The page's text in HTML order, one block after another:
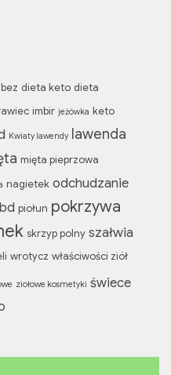
dieta keto dieta
imbir jeżówka keto
Kwiaty lawendy lawenda
mięta pieprzowa
nagietek odchudzanie
piołun pokrzywa
skrzyp polny szałwia
wrotycz właściwości ziół
ziołowe kosmetyki świece